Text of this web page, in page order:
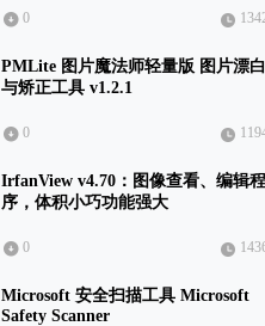
0
PMLite 图片魔法师轻量版 图片漂白
与矫正工具 v1.2.1
0
IrfanView v4.70：图像查看、编辑程
序，体积小巧功能强大
0
Microsoft 安全扫描工具 Microsoft
Safety Scanner